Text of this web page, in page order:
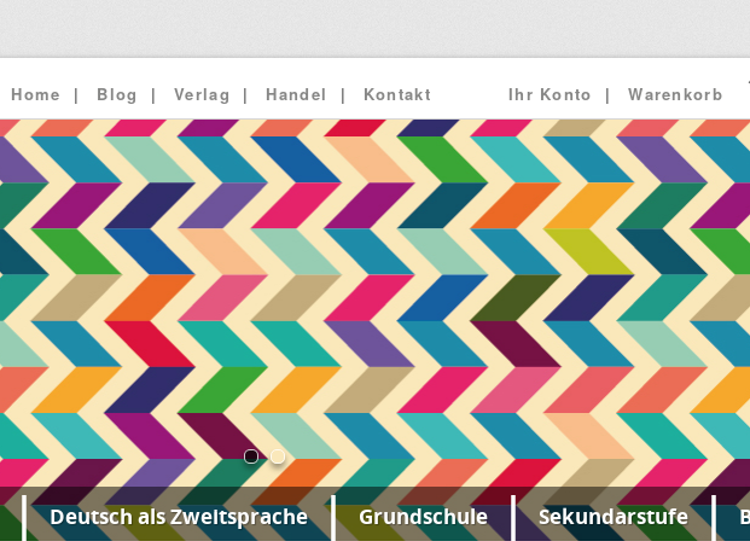
Home Blog Verlag Handel Kontakt Ihr Konto Warenkorb
Deutsch als Zweitsprache Grundschule Sekundarstufe